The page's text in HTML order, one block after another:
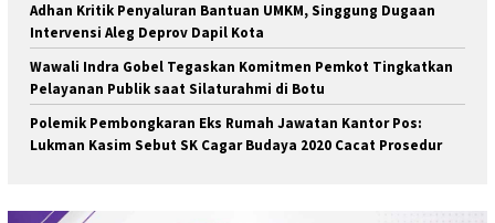
Adhan Kritik Penyaluran Bantuan UMKM, Singgung Dugaan
Intervensi Aleg Deprov Dapil Kota
Wawali Indra Gobel Tegaskan Komitmen Pemkot Tingkatkan
Pelayanan Publik saat Silaturahmi di Botu
Polemik Pembongkaran Eks Rumah Jawatan Kantor Pos:
Lukman Kasim Sebut SK Cagar Budaya 2020 Cacat Prosedur